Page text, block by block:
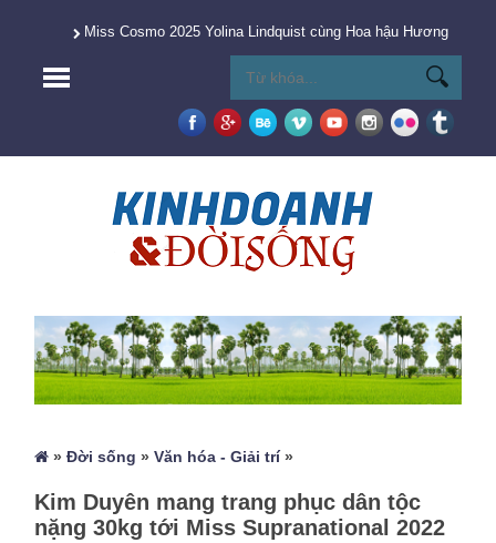
Miss Cosmo 2025 Yolina Lindquist cùng Hoa hậu Hương
»Đời sống »Văn hóa - Giải trí»
Kim Duyên mang trang phục dân tộc
nặng 30kg tới Miss Supranational 2022